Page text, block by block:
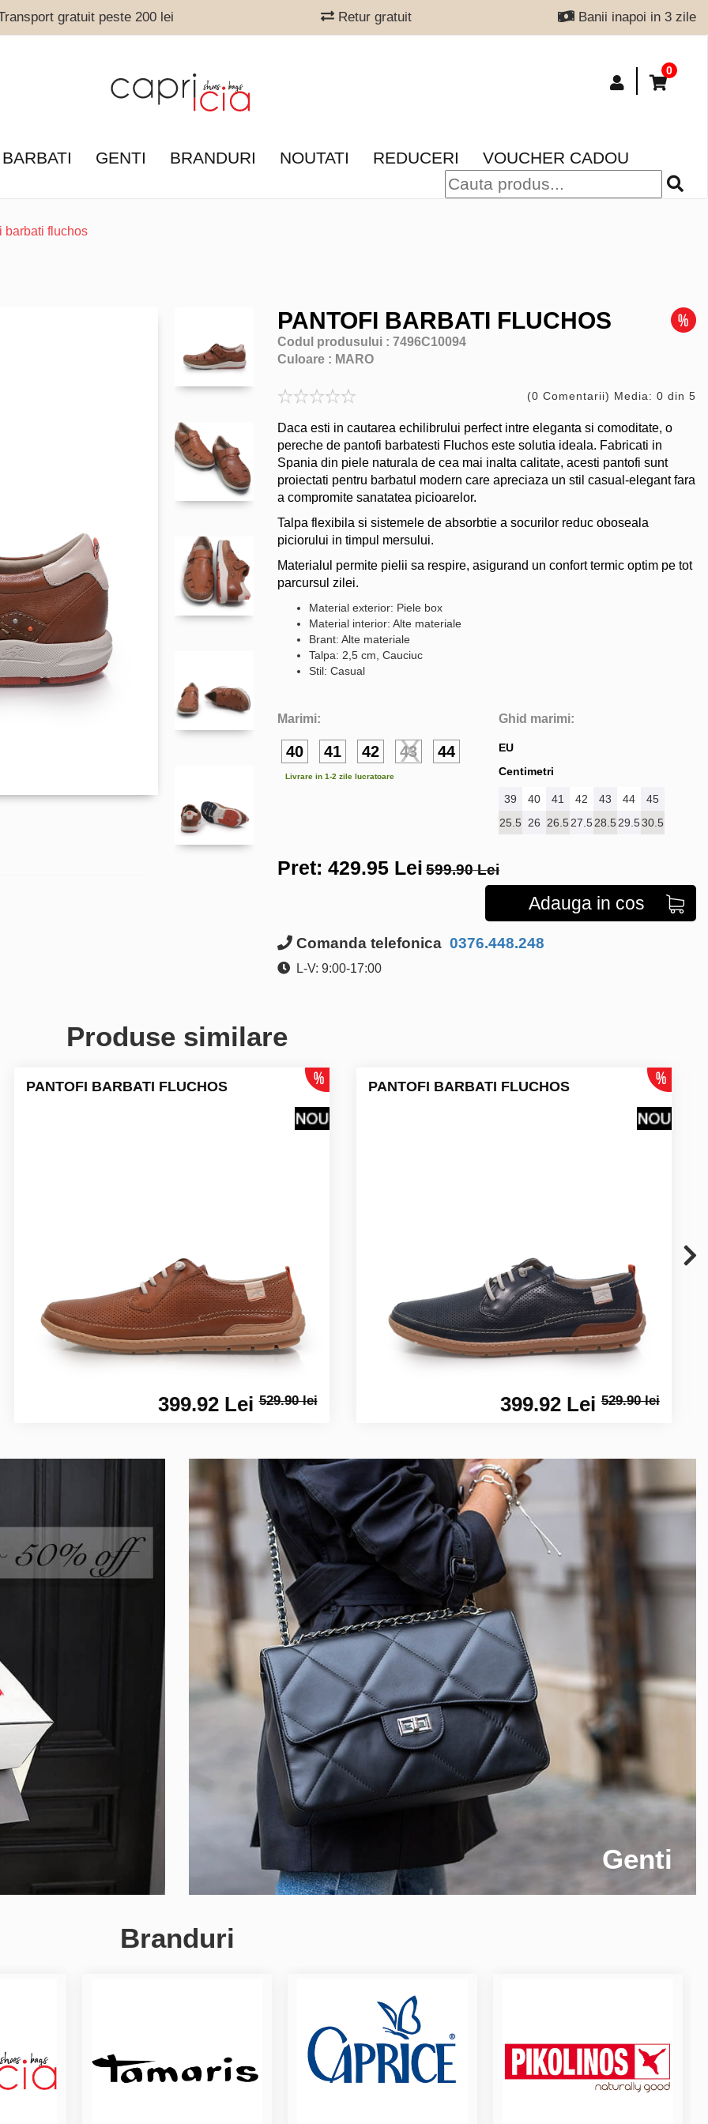
gratuit peste 200 lei Retur gratuit Banii inapoi in 3 zile
0
GENTI BRANDURI NOUTATI REDUCERI VOUCHER CADOU
barbati fluchos
PANTOFI BARBATI FLUCHOS
Codul produsului : 7496C10094
Culoare : MARO
(0 Comentarii) Media: 0 din 5
Daca esti in cautarea echilibrului perfect intre eleganta si comoditate, o
pereche de pantofi barbatesti Fluchos este solutia ideala. Fabricati in
Spania din piele naturala de cea mai inalta calitate, acesti pantofi sunt
proiectati pentru barbatul modern care apreciaza un stil casual-elegant fara
a compromite sanatatea picioarelor.
Talpa flexibila si sistemele de absorbtie a socurilor reduc oboseala
piciorului in timpul mersului.
Materialul permite pielii sa respire, asigurand un confort termic optim pe tot
parcursul zilei.
Material exterior: Piele box
Material interior: Alte materiale
Brant: Alte materiale
Talpa: 2,5 cm, Cauciuc
Stil: Casual
Marimi:
40 41 42 43 44
Livrare in 1-2 zile lucratoare
Ghid marimi:
EU
Centimetri
39 40 41 42 43 44
45
25.5 26 26.527.528.529.530.5
Pret: 429.95 Lei 599.90 Lei
Adauga in cos
Comanda telefonica 0376.448.248
L-V: 9:00-17:00
Produse similare
PANTOFI BARBATI FLUCHOS
399.92 Lei529.90 lei
PANTOFI BARBATI FLUCHOS
399.92 Lei529.90 lei
Genti
Branduri